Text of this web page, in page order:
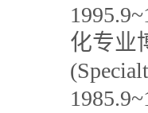
化专业